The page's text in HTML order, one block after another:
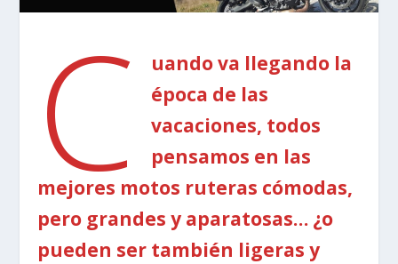
C
uando va llegando la
época de las
vacaciones, todos
pensamos en las
mejores motos ruteras cómodas,
pero grandes y aparatosas… ¿o
pueden ser también ligeras y